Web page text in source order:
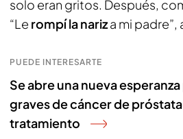
solo eran gritos. Después,
“Le rompí la nariza mi padre”,
PUEDE INTERESARTE
Se abre una nueva
graves de cáncer de
tratamiento